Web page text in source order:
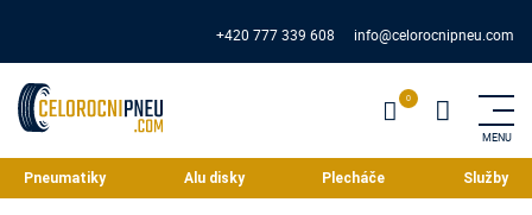
+420 777 339 608 info@celorocnipneu.com
Pneumatiky Alu disky Plecháče Služby